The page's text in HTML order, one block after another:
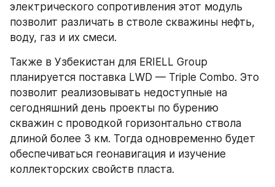
электрического сопротивления этот модуль
позволит различать в стволе скважины нефть,
воду, газ и их смеси.
Также в Узбекистан для ERIELL Group
планируется поставка LWD — Triple Combo. Это
позволит реализовывать недоступные на
сегодняшний день проекты по бурению
скважин с проводкой горизонтально ствола
длиной более 3 км. Тогда одновременно будет
обеспечиваться геонавигация и изучение
коллекторских свойств пласта.